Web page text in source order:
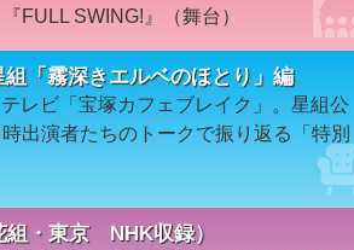
FULL SWING!』（舞台）
「霧深きエルベのほとり」編
レビ「宝塚カフェブレイク」。星組公
出演者たちのトークで振り返る「特別
組・東京 NHK収録）